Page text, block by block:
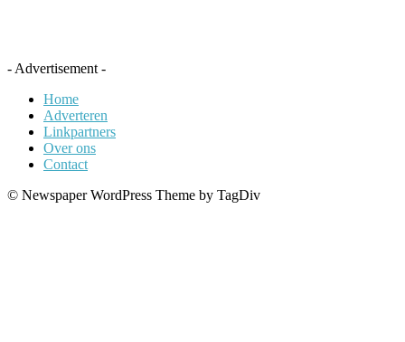
- Advertisement -
Home
Adverteren
Linkpartners
Over ons
Contact
© Newspaper WordPress Theme by TagDiv